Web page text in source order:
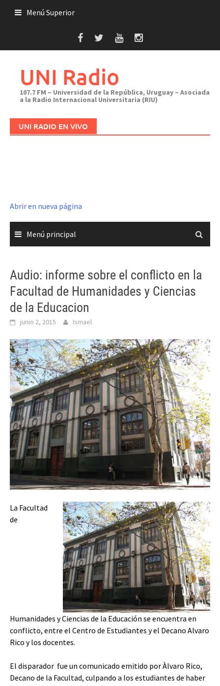
Menú Superior
UNI Radio
107.7 FM – Universidad de la República, Uruguay – Asociada
a la Radio Internacional Universitaria (RIU)
UNI RADIO EN VIVO
Abrir en nueva página
Menú principal
Audio: informe sobre el conflicto en la
Facultad de Humanidades y Ciencias
de la Educacion
junio 2, 2015 Ismael
La Facultad
de
Humanidades y Ciencias de la Educación se encuentra en
conflicto, entre el Centro de Estudiantes y el Decano Alvaro
Rico y los docentes.
El disparador fue un comunicado emitido por Àlvaro Rico,
Decano de la Facultad, culpando a los estudiantes de haber